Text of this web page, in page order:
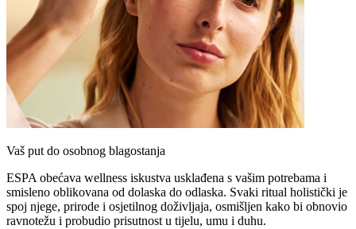
Vaš put do osobnog blagostanja
ESPA obećava wellness iskustva usklađena s vašim potrebama i
smisleno oblikovana od dolaska do odlaska. Svaki ritual holistički je
spoj njege, prirode i osjetilnog doživljaja, osmišljen kako bi obnovio
ravnotežu i probudio prisutnost u tijelu, umu i duhu.